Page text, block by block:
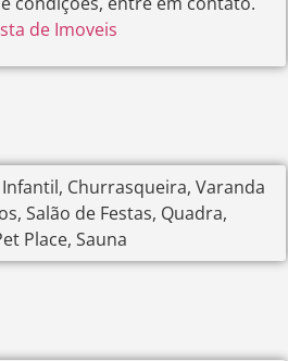
de Imoveis
Churrasqueira, Varanda
Salão de Festas, Quadra,
Place, Sauna